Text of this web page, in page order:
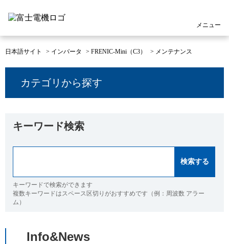
メニュー
日本語サイト > インバータ > FRENIC-Mini（C3） > メンテナンス
カテゴリから探す
キーワード検索
キーワードで検索ができます
複数キーワードはスペース区切りがおすすめです（例：周波数 アラー
ム）
Info&News